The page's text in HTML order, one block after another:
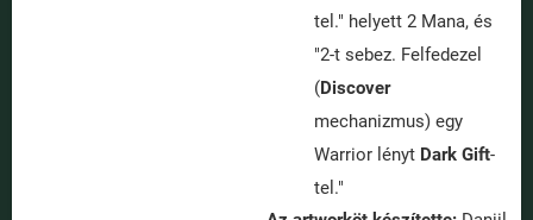
tel." helyett 2 Mana, és
"2-t sebez. Felfedezel
(Discover
mechanizmus) egy
Warrior lényt Dark Gift-
tel."